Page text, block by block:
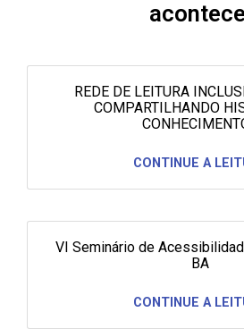
REDE DE LEITURA
COMPARTILHANDO
CONTINUE A
VI Seminário de
BA
CONTINUE A